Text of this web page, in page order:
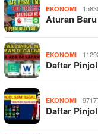
EKONOMI
Aturan
EKONOMI
Daftar
EKONOMI
Daftar